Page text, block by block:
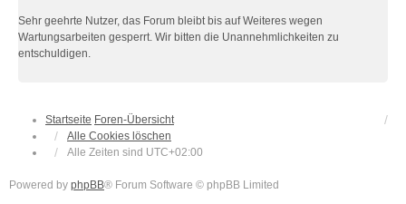
Sehr geehrte Nutzer, das Forum bleibt bis auf Weiteres wegen
Wartungsarbeiten gesperrt. Wir bitten die Unannehmlichkeiten zu
entschuldigen.
Startseite Foren-Übersicht
Alle Cookies löschen
Alle Zeiten sind UTC+02:00
Powered by phpBB® Forum Software © phpBB Limited